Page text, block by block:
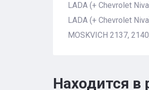
LADA (+ Chevrolet
LADA (+ Chevrolet
MOSKVICH 2137,
Находится в